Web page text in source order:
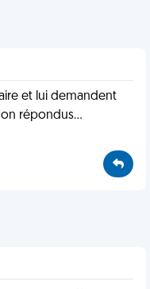
et lui demandent
répondus…